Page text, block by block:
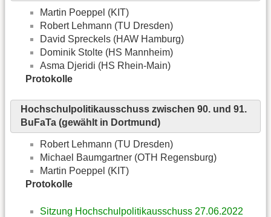
Martin Poeppel (KIT)
Robert Lehmann (TU Dresden)
David Spreckels (HAW Hamburg)
Dominik Stolte (HS Mannheim)
Asma Djeridi (HS Rhein-Main)
Protokolle
Hochschulpolitikausschuss zwischen 90. und 91.
BuFaTa (gewählt in Dortmund)
Robert Lehmann (TU Dresden)
Michael Baumgartner (OTH Regensburg)
Martin Poeppel (KIT)
Protokolle
Sitzung Hochschulpolitikausschuss 27.06.2022